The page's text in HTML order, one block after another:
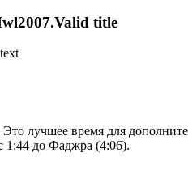
title
лучшее время для
1:44 до Фаджра (4:06).